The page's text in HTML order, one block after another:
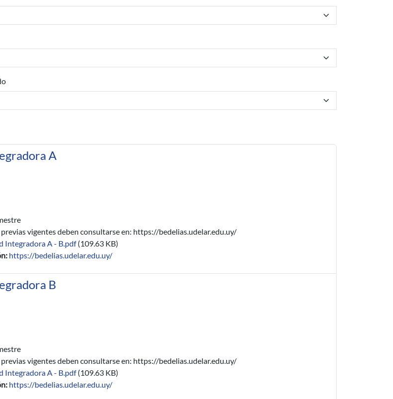
A
previas vigentes deben consultarse en: https://bedelias.udelar.edu.uy/
Integradora A - B.pdf (109.63 KB)
https://bedelias.udelar.edu.uy/
B
previas vigentes deben consultarse en: https://bedelias.udelar.edu.uy/
Integradora A - B.pdf (109.63 KB)
https://bedelias.udelar.edu.uy/